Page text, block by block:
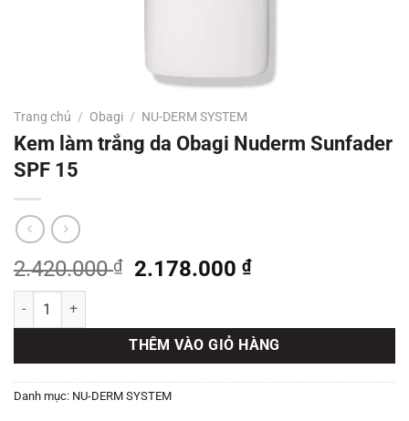
Trang chủ / Obagi / NU-DERM SYSTEM
Kem làm trắng da Obagi Nuderm Sunfader
SPF 15
2.420.000₫
Giá
2.420.000 ₫.
2.178.000₫Giá
là:
2.178.000 ₫.
Kem làm trắng da Obagi Nuderm Sunfader SPF 15 số lượng
THÊM VÀO GIỎ HÀNG
Danh mục: NU-DERM SYSTEM